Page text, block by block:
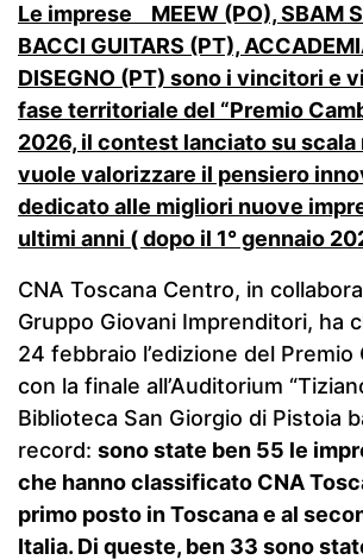
Le imprese MEEW (PO), SBAM
BACCI GUITARS (PT),
DISEGNO (PT) sono i vincitori e
fase territoriale del “Premio
2026, il contest lanciato su scala
vuole valorizzare il pensiero
dedicato alle migliori nuove
ultimi anni ( dopo il 1° gennaio
CNA Toscana Centro, in
Gruppo Giovani Imprenditori, ha
24 febbraio l’edizione del Premio
con la finale all’Auditorium
Biblioteca San Giorgio di Pistoia
record: sono state ben 55 le
che hanno classificato CNA
primo posto in Toscana e al
Italia. Di queste, ben 33 sono